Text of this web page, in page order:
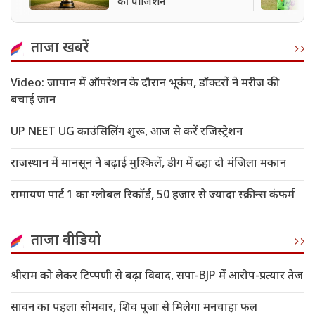
ताजा खबरें
Video: जापान में ऑपरेशन के दौरान भूकंप, डॉक्टरों ने मरीज की
बचाई जान
UP NEET UG काउंसिलिंग शुरू, आज से करें रजिस्ट्रेशन
राजस्थान में मानसून ने बढ़ाई मुश्किलें, डीग में ढहा दो मंजिला मकान
रामायण पार्ट 1 का ग्लोबल रिकॉर्ड, 50 हजार से ज्यादा स्क्रीन्स कंफर्म
ताजा वीडियो
श्रीराम को लेकर टिप्पणी से बढ़ा विवाद, सपा-BJP में आरोप-प्रत्यार तेज
सावन का पहला सोमवार, शिव पूजा से मिलेगा मनचाहा फल